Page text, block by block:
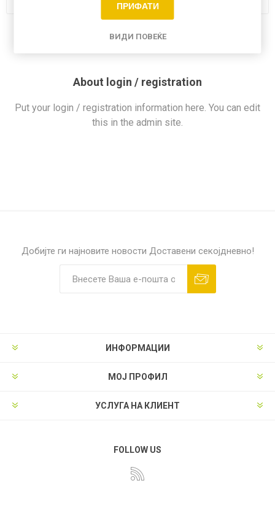
About login / registration
Put your login / registration information here. You can edit
this in the admin site.
Добијте ги најновите новости Доставени секојдневно!
ИНФОРМАЦИИ
МОЈ ПРОФИЛ
УСЛУГА НА КЛИЕНТ
FOLLOW US
ПРИФАТИ
ВИДИ ПОВЕЌЕ